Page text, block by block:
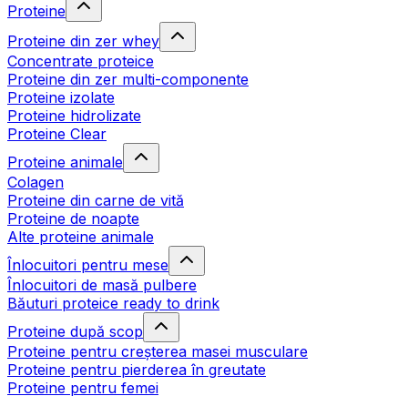
Proteine
Proteine din zer whey
Concentrate proteice
Proteine din zer multi-componente
Proteine izolate
Proteine hidrolizate
Proteine Clear
Proteine animale
Colagen
Proteine din carne de vită
Proteine de noapte
Alte proteine animale
Înlocuitori pentru mese
Înlocuitori de masă pulbere
Băuturi proteice ready to drink
Proteine după scop
Proteine pentru creșterea masei musculare
Proteine pentru pierderea în greutate
Proteine pentru femei